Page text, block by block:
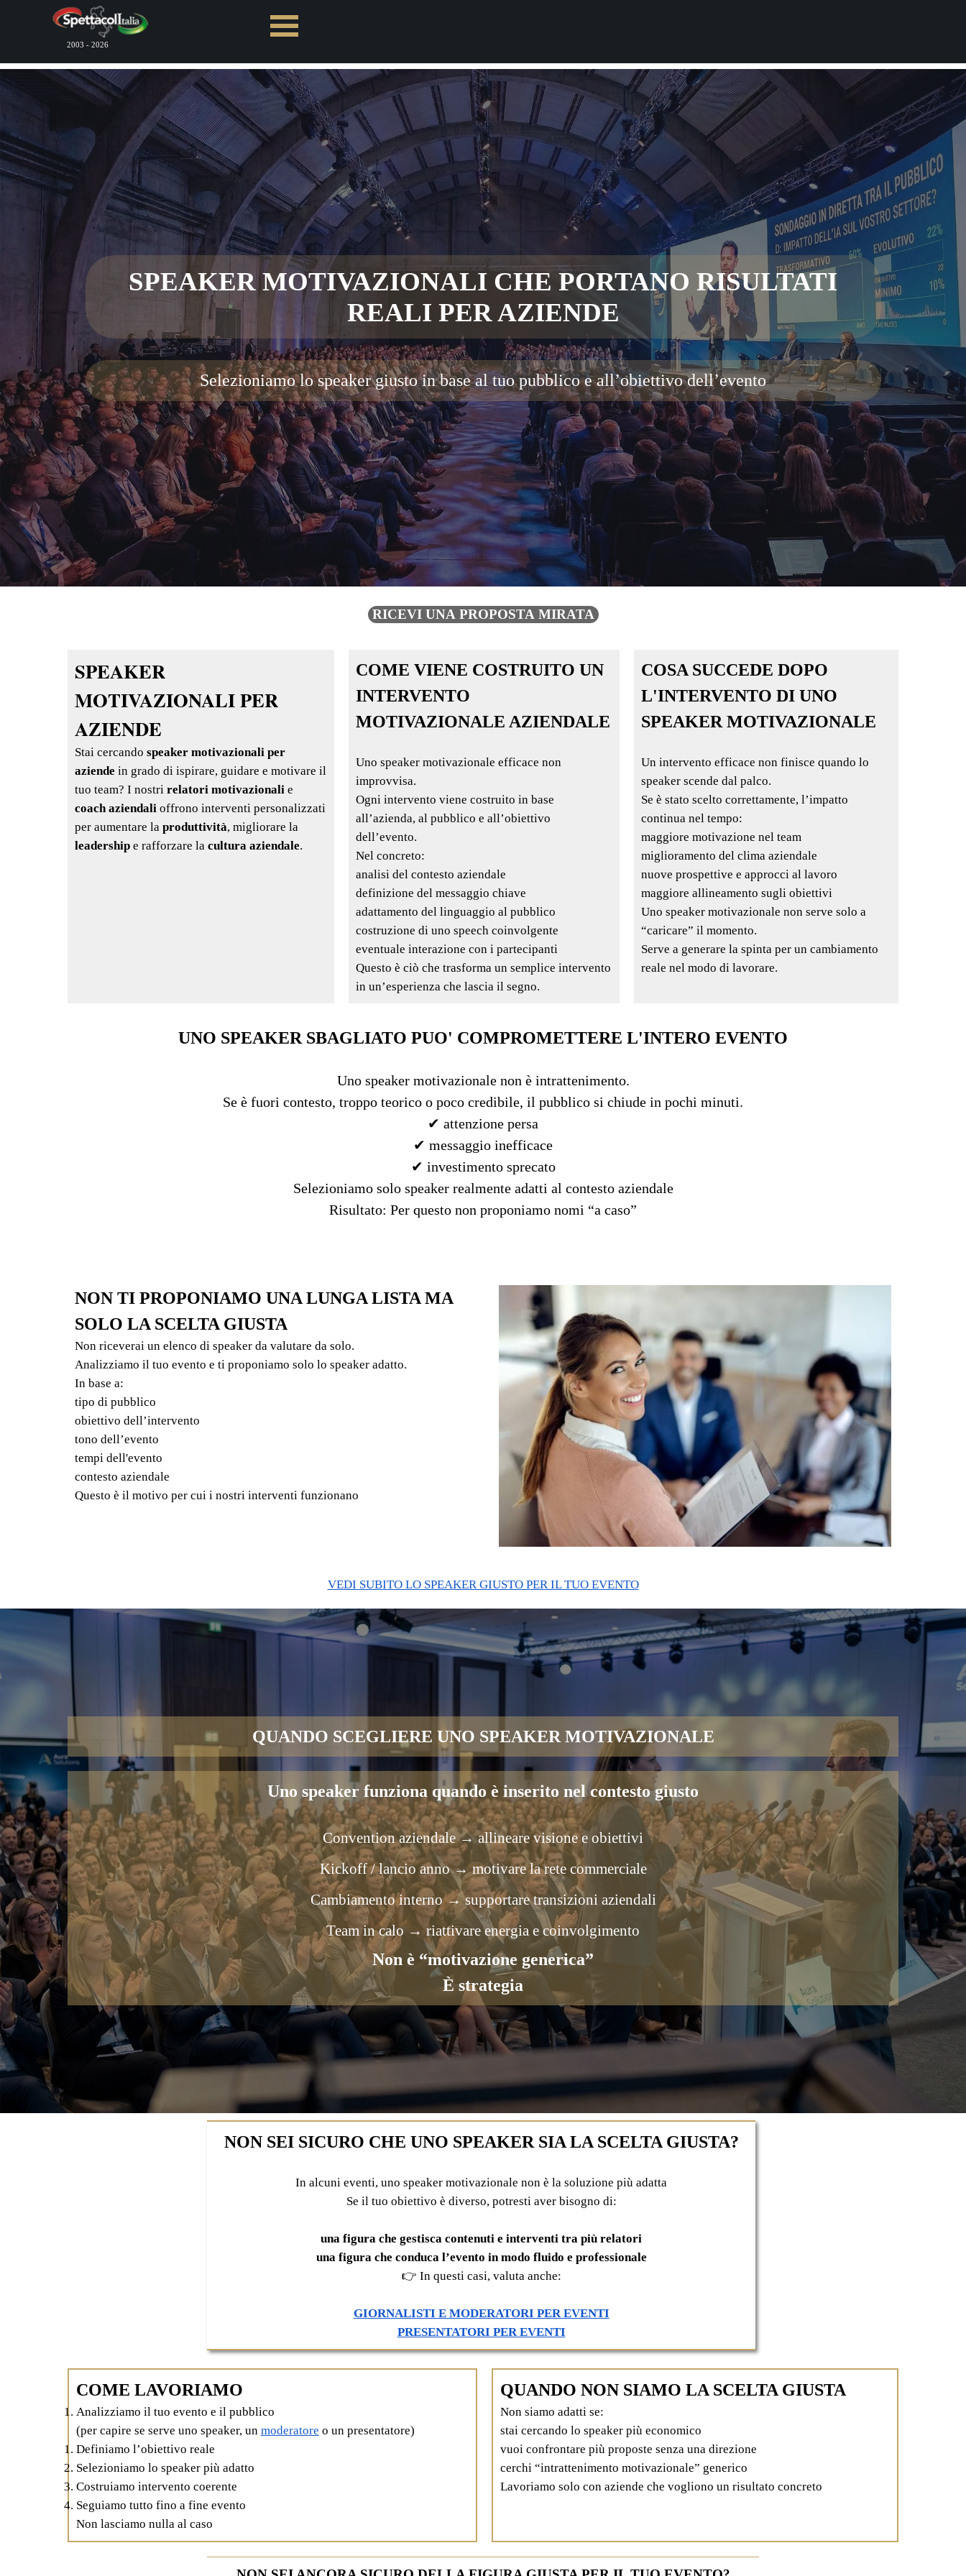
Vai ai contenuti
2003 - 2026
SPEAKER MOTIVAZIONALI CHE PORTANO RISULTATI
REALI PER AZIENDE
Selezioniamo lo speaker giusto in base al tuo pubblico e all’obiettivo dell’evento
RICEVI UNA PROPOSTA MIRATA
SPEAKER
MOTIVAZIONALI PER
AZIENDE
Stai cercando speaker motivazionali per
aziende in grado di ispirare, guidare e motivare il
tuo team? I nostri relatori motivazionalie
coach aziendalioffrono interventi personalizzati
per aumentare la produttività, migliorare la
leadershipe rafforzare la cultura aziendale.
COME VIENE COSTRUITO UN
INTERVENTO
MOTIVAZIONALE AZIENDALE
Uno speaker motivazionale efficace non
improvvisa.
Ogni intervento viene costruito in base
all’azienda, al pubblico e all’obiettivo
dell’evento.
Nel concreto:
analisi del contesto aziendale
definizione del messaggio chiave
adattamento del linguaggio al pubblico
costruzione di uno speech coinvolgente
eventuale interazione con i partecipanti
Questo è ciò che trasforma un semplice intervento
in un’esperienza che lascia il segno.
COSA SUCCEDE DOPO
L'INTERVENTO DI UNO
SPEAKER MOTIVAZIONALE
Un intervento efficace non finisce quando lo
speaker scende dal palco.
Se è stato scelto correttamente, l’impatto
continua nel tempo:
maggiore motivazione nel team
miglioramento del clima aziendale
nuove prospettive e approcci al lavoro
maggiore allineamento sugli obiettivi
Uno speaker motivazionale non serve solo a
“caricare” il momento.
Serve a generare la spinta per un cambiamento
reale nel modo di lavorare.
UNO SPEAKER SBAGLIATO PUO' COMPROMETTERE L'INTERO EVENTO
Uno speaker motivazionale non è intrattenimento.
Se è fuori contesto, troppo teorico o poco credibile, il pubblico si chiude in pochi minuti.
✔ attenzione persa
✔ messaggio inefficace
✔ investimento sprecato
Selezioniamo solo speaker realmente adatti al contesto aziendale
Risultato: Per questo non proponiamo nomi “a caso”
NON TI PROPONIAMO UNA LUNGA LISTA MA
SOLO LA SCELTA GIUSTA
Non riceverai un elenco di speaker da valutare da solo.
Analizziamo il tuo evento e ti proponiamo solo lo speaker adatto.
In base a:
tipo di pubblico
obiettivo dell’intervento
tono dell’evento
tempi dell'evento
contesto aziendale
Questo è il motivo per cui i nostri interventi funzionano
VEDI SUBITO LO SPEAKER GIUSTO PER IL TUO EVENTO
QUANDO SCEGLIERE UNO SPEAKER MOTIVAZIONALE
Uno speaker funziona quando è inserito nel contesto giusto
Convention aziendale → allineare visione e obiettivi
Kickoff / lancio anno → motivare la rete commerciale
Cambiamento interno → supportare transizioni aziendali
Team in calo → riattivare energia e coinvolgimento
Non è “motivazione generica”
È strategia
NON SEI SICURO CHE UNO SPEAKER SIA LA SCELTA GIUSTA?
In alcuni eventi, uno speaker motivazionale non è la soluzione più adatta
Se il tuo obiettivo è diverso, potresti aver bisogno di:
una figura che gestisca contenuti e interventi tra più relatori
una figura che conduca l’evento in modo fluido e professionale
👉 In questi casi, valuta anche:
GIORNALISTI E MODERATORI PER EVENTI
PRESENTATORI PER EVENTI
COME LAVORIAMO
Analizziamo il tuo evento e il pubblico
(per capire se serve uno speaker, un moderatore o un presentatore)
Definiamo l’obiettivo reale
Selezioniamo lo speaker più adatto
Costruiamo intervento coerente
Seguiamo tutto fino a fine evento
Non lasciamo nulla al caso
QUANDO NON SIAMO LA SCELTA GIUSTA
Non siamo adatti se:
stai cercando lo speaker più economico
vuoi confrontare più proposte senza una direzione
cerchi “intrattenimento motivazionale” generico
Lavoriamo solo con aziende che vogliono un risultato concreto